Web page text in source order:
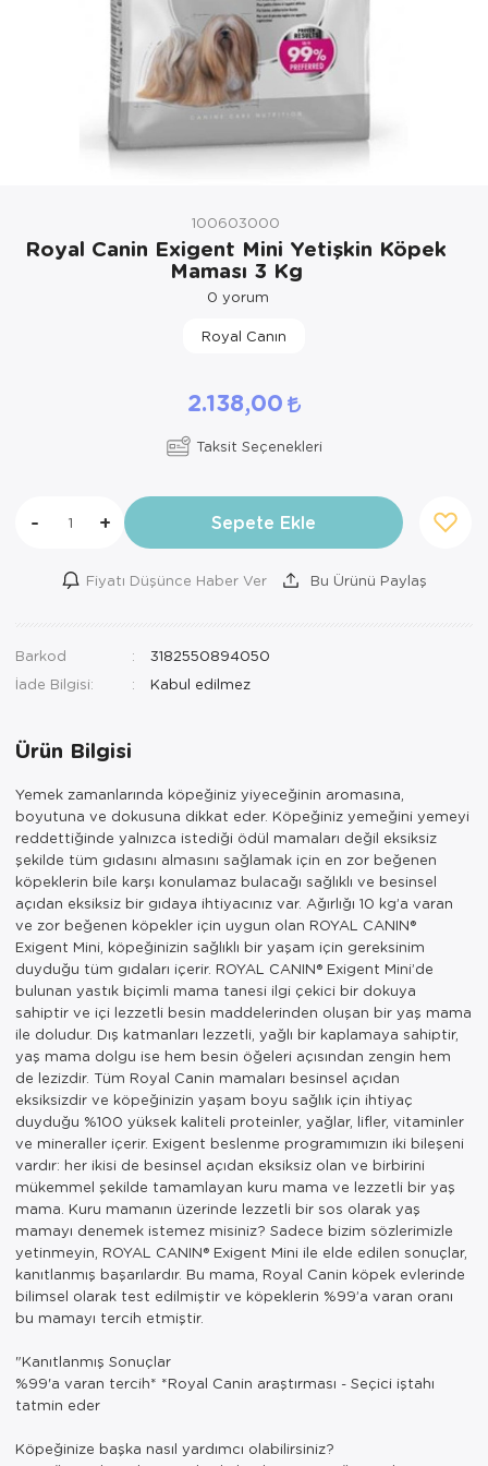
100603000
Royal Canin Exigent Mini Yetişkin Köpek
Maması 3 Kg
0 yorum
Royal Canın
2.138,00
Taksit Seçenekleri
- + Sepete Ekle
Fiyatı Düşünce Haber Ver Bu Ürünü Paylaş
Barkod
3182550894050
İade Bilgisi:
Ürün Bilgisi
Yemek zamanlarında köpeğiniz yiyeceğinin aromasına,
boyutuna ve dokusuna dikkat eder. Köpeğiniz yemeğini yemeyi
reddettiğinde yalnızca istediği ödül mamaları değil eksiksiz
şekilde tüm gıdasını almasını sağlamak için en zor beğenen
köpeklerin bile karşı konulamaz bulacağı sağlıklı ve besinsel
açıdan eksiksiz bir gıdaya ihtiyacınız var. Ağırlığı 10 kg’a varan
ve zor beğenen köpekler için uygun olan ROYAL CANIN®
Exigent Mini, köpeğinizin sağlıklı bir yaşam için gereksinim
duyduğu tüm gıdaları içerir. ROYAL CANIN® Exigent Mini’de
bulunan yastık biçimli mama tanesi ilgi çekici bir dokuya
sahiptir ve içi lezzetli besin maddelerinden oluşan bir yaş mama
ile doludur. Dış katmanları lezzetli, yağlı bir kaplamaya sahiptir,
yaş mama dolgu ise hem besin öğeleri açısından zengin hem
de lezizdir. Tüm Royal Canin mamaları besinsel açıdan
eksiksizdir ve köpeğinizin yaşam boyu sağlık için ihtiyaç
duyduğu %100 yüksek kaliteli proteinler, yağlar, lifler, vitaminler
ve mineraller içerir. Exigent beslenme programımızın iki bileşeni
vardır: her ikisi de besinsel açıdan eksiksiz olan ve birbirini
mükemmel şekilde tamamlayan kuru mama ve lezzetli bir yaş
mama. Kuru mamanın üzerinde lezzetli bir sos olarak yaş
mamayı denemek istemez misiniz? Sadece bizim sözlerimizle
yetinmeyin, ROYAL CANIN® Exigent Mini ile elde edilen sonuçlar,
kanıtlanmış başarılardır. Bu mama, Royal Canin köpek evlerinde
bilimsel olarak test edilmiştir ve köpeklerin %99’a varan oranı
bu mamayı tercih etmiştir.
"Kanıtlanmış Sonuçlar
%99'a varan tercih* *Royal Canin araştırması - Seçici iştahı
tatmin eder
Köpeğinize başka nasıl yardımcı olabilirsiniz?